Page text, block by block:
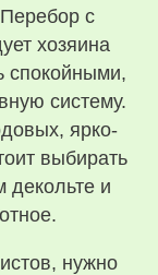
с
хозяина
спокойными,
систему.
ярко-
выбирать
декольте и
нужно